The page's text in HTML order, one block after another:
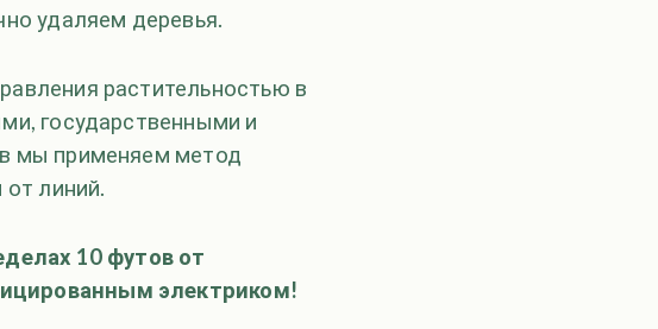
удаляем деревья.
растительностью в
государственными и
мы применяем метод
линий.
10 футов от
электриком!